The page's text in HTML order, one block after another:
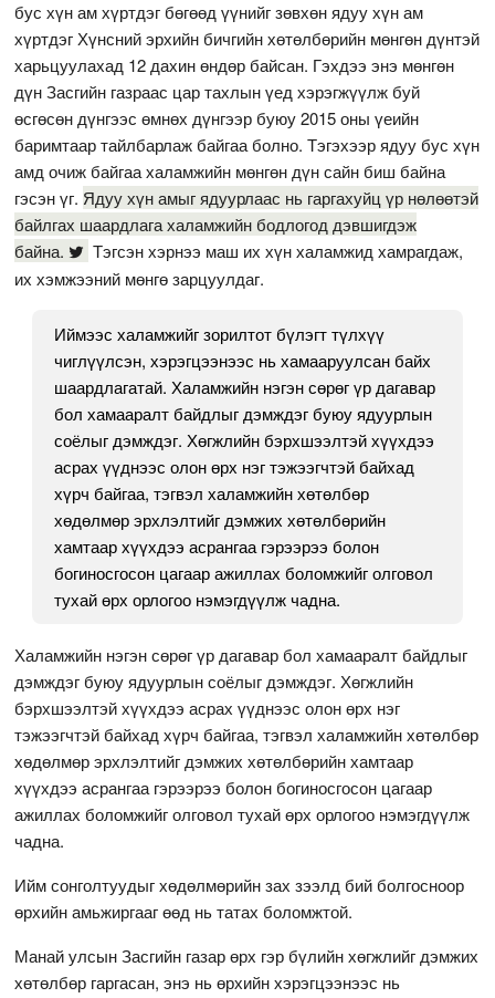
бус хүн ам хүртдэг бөгөөд үүнийг зөвхөн ядуу хүн ам
хүртдэг Хүнсний эрхийн бичгийн хөтөлбөрийн мөнгөн дүнтэй
харьцуулахад 12 дахин өндөр байсан. Гэхдээ энэ мөнгөн
дүн Засгийн газраас цар тахлын үед хэрэгжүүлж буй
өсгөсөн дүнгээс өмнөх дүнгээр буюу 2015 оны үеийн
баримтаар тайлбарлаж байгаа болно. Тэгэхээр ядуу бус хүн
амд очиж байгаа халамжийн мөнгөн дүн сайн биш байна
гэсэн үг. Ядуу хүн амыг ядуурлаас нь гаргахуйц үр нөлөөтэй
байлгах шаардлага халамжийн бодлогод дэвшигдэж
байна.
Тэгсэн хэрнээ маш их хүн халамжид хамрагдаж,
их хэмжээний мөнгө зарцуулдаг.
Иймээс халамжийг зорилтот бүлэгт түлхүү
чиглүүлсэн, хэрэгцээнээс нь хамааруулсан байх
шаардлагатай. Халамжийн нэгэн сөрөг үр дагавар
бол хамааралт байдлыг дэмждэг буюу ядуурлын
соёлыг дэмждэг. Хөгжлийн бэрхшээлтэй хүүхдээ
асрах үүднээс олон өрх нэг тэжээгчтэй байхад
хүрч байгаа, тэгвэл халамжийн хөтөлбөр
хөдөлмөр эрхлэлтийг дэмжих хөтөлбөрийн
хамтаар хүүхдээ асрангаа гэрээрээ болон
богиносгосон цагаар ажиллах боломжийг олговол
тухай өрх орлогоо нэмэгдүүлж чадна.
Халамжийн нэгэн сөрөг үр дагавар бол хамааралт байдлыг
дэмждэг буюу ядуурлын соёлыг дэмждэг. Хөгжлийн
бэрхшээлтэй хүүхдээ асрах үүднээс олон өрх нэг
тэжээгчтэй байхад хүрч байгаа, тэгвэл халамжийн хөтөлбөр
хөдөлмөр эрхлэлтийг дэмжих хөтөлбөрийн хамтаар
хүүхдээ асрангаа гэрээрээ болон богиносгосон цагаар
ажиллах боломжийг олговол тухай өрх орлогоо нэмэгдүүлж
чадна.
Ийм сонголтуудыг хөдөлмөрийн зах зээлд бий болгосноор
өрхийн амьжиргааг өөд нь татах боломжтой.
Манай улсын Засгийн газар өрх гэр бүлийн хөгжлийг дэмжих
хөтөлбөр гаргасан, энэ нь өрхийн хэрэгцээнээс нь